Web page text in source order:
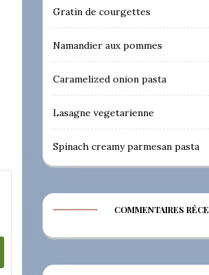
Gratin de courgettes
Namandier aux pommes
Caramelized onion pasta
Lasagne vegetarienne
Spinach creamy parmesan pasta
COMMENTAIRES